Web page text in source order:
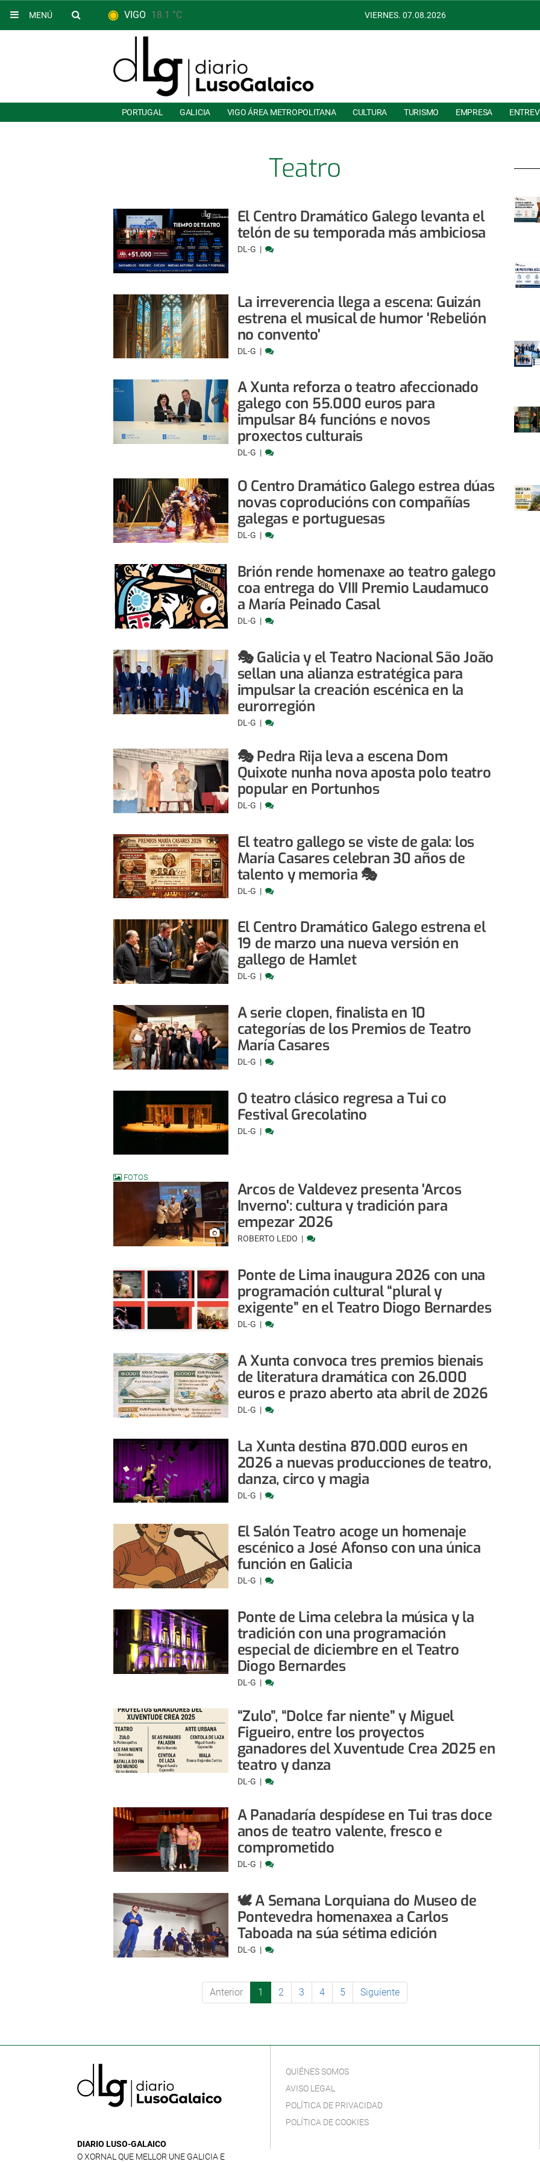
MENÚ VIGO 18.1 °C VIERNES. 07.08.2026
PORTUGAL GALICIA VIGO ÁREA METROPOLITANA CULTURA TURISMO EMPRESA
Teatro
El Centro Dramático Galego levanta el
telón de su temporada más ambiciosa
DL-G
La irreverencia llega a escena: Guizán
estrena el musical de humor 'Rebelión
no convento'
DL-G
A Xunta reforza o teatro afeccionado
galego con 55.000 euros para
impulsar 84 funcións e novos
proxectos culturais
DL-G
O Centro Dramático Galego estrea dúas
novas coproducións con compañías
galegas e portuguesas
DL-G
Brión rende homenaxe ao teatro galego
coa entrega do VIII Premio Laudamuco
a María Peinado Casal
DL-G
🎭 Galicia y el Teatro Nacional São João
sellan una alianza estratégica para
impulsar la creación escénica en la
eurorregión
DL-G
🎭 Pedra Rija leva a escena Dom
Quixote nunha nova aposta polo teatro
popular en Portunhos
DL-G
El teatro gallego se viste de gala: los
María Casares celebran 30 años de
talento y memoria 🎭
DL-G
El Centro Dramático Galego estrena el
19 de marzo una nueva versión en
gallego de Hamlet
DL-G
A serie clopen, finalista en 10
categorías de los Premios de Teatro
María Casares
DL-G
O teatro clásico regresa a Tui co
Festival Grecolatino
DL-G
FOTOS
Arcos de Valdevez presenta 'Arcos
Inverno': cultura y tradición para
empezar 2026
ROBERTO LEDO
Ponte de Lima inaugura 2026 con una
programación cultural “plural y
exigente” en el Teatro Diogo Bernardes
DL-G
A Xunta convoca tres premios bienais
de literatura dramática con 26.000
euros e prazo aberto ata abril de 2026
DL-G
La Xunta destina 870.000 euros en
2026 a nuevas producciones de teatro,
danza, circo y magia
DL-G
El Salón Teatro acoge un homenaje
escénico a José Afonso con una única
función en Galicia
DL-G
Ponte de Lima celebra la música y la
tradición con una programación
especial de diciembre en el Teatro
Diogo Bernardes
DL-G
“Zulo”, “Dolce far niente” y Miguel
Figueiro, entre los proyectos
ganadores del Xuventude Crea 2025 en
teatro y danza
DL-G
A Panadaría despídese en Tui tras doce
anos de teatro valente, fresco e
comprometido
DL-G
🕊️ A Semana Lorquiana do Museo de
Pontevedra homenaxea a Carlos
Taboada na súa sétima edición
DL-G
Anterior 1 2 3 4 5 Siguiente
DIARIO LUSO-GALAICO
O XORNAL QUE MELLOR UNE GALICIA E
QUIÉNES SOMOS
AVISO LEGAL
POLÍTICA DE PRIVACIDAD
POLÍTICA DE COOKIES